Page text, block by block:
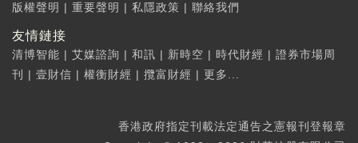
版權聲明 | 重要聲明 | 私隱政策 | 聯絡我們
友情鏈接
清博智能 | 艾媒諮詢 | 和訊 | 新時空 | 時代財經 | 證券市場周
刊
| 壹財信 | 權衡財經 | 攬富財經 | 更多...
香港政府指定刊載法定通告之憲報刊登報章